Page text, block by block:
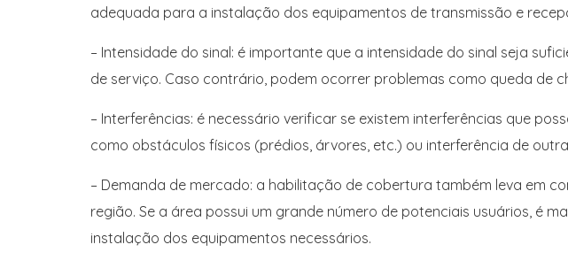
adequada para a instalação dos equipamentos de transmissão e
– Intensidade do sinal: é importante que a intensidade do sinal seja
de serviço. Caso contrário, podem ocorrer problemas como queda de
– Interferências: é necessário verificar se existem interferências que
como obstáculos físicos (prédios, árvores, etc.) ou interferência de
– Demanda de mercado: a habilitação de cobertura também leva em
região. Se a área possui um grande número de potenciais usuários, é
instalação dos equipamentos necessários.